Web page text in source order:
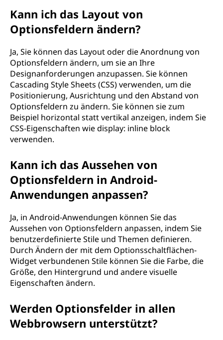
Kann ich das Layout von
Optionsfeldern ändern?
Ja, Sie können das Layout oder die Anordnung von
Optionsfeldern ändern, um sie an Ihre
Designanforderungen anzupassen. Sie können
Cascading Style Sheets (CSS) verwenden, um die
Positionierung, Ausrichtung und den Abstand von
Optionsfeldern zu ändern. Sie können sie zum
Beispiel horizontal statt vertikal anzeigen, indem Sie
CSS-Eigenschaften wie display: inline block
verwenden.
Kann ich das Aussehen von
Optionsfeldern in Android-
Anwendungen anpassen?
Ja, in Android-Anwendungen können Sie das
Aussehen von Optionsfeldern anpassen, indem Sie
benutzerdefinierte Stile und Themen definieren.
Durch Ändern der mit dem Optionsschaltflächen-
Widget verbundenen Stile können Sie die Farbe, die
Größe, den Hintergrund und andere visuelle
Eigenschaften ändern.
Werden Optionsfelder in allen
Webbrowsern unterstützt?